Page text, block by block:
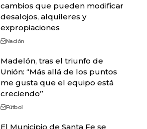
cambios que pueden modificar
desalojos, alquileres y
expropiaciones
Nación
Madelón, tras el triunfo de
Unión: “Más allá de los puntos
me gusta que el equipo está
creciendo”
Fútbol
El Municipio de Santa Fe se